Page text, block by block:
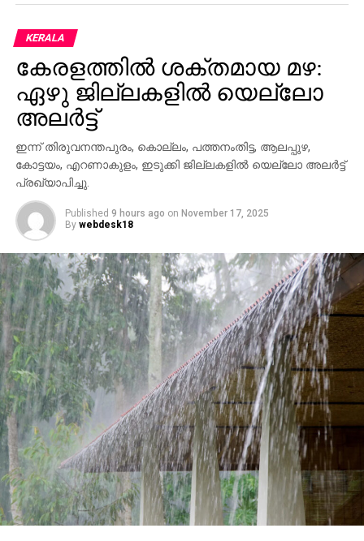
KERALA
കേരളത്തില്‍ ശക്തമായ മഴ:
ഏഴു ജില്ലകളില്‍ യെല്ലോ
അലര്‍ട്ട്
ഇന്ന് തിരുവനന്തപുരം, കൊല്ലം, പത്തനംതിട്ട, ആലപ്പുഴ,
കോട്ടയം, എറണാകുളം, ഇടുക്കി ജില്ലകളില്‍ യെല്ലോ അലര്‍ട്ട്
പ്രഖ്യാപിച്ചു.
Published 9 hours ago on November 17, 2025
By webdesk18